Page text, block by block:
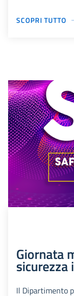
SCOPRI TUTTO
Giornata
sicurezza
Il Dipartimento